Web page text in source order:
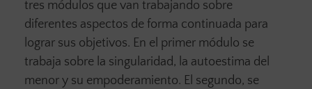
tres módulos que van trabajando sobre
diferentes aspectos de forma continuada para
lograr sus objetivos. En el primer módulo se
trabaja sobre la singularidad, la autoestima del
menor y su empoderamiento. El segundo, se